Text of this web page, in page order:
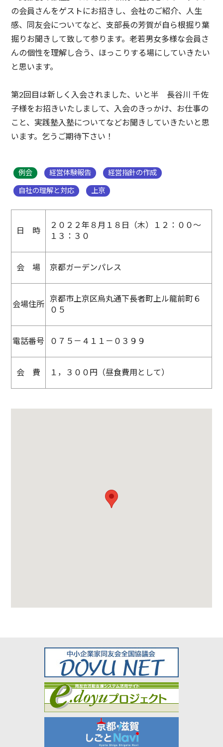
の会員さんをゲストにお招きし、会社のご紹介、人生
感、同友会についてなど、支部長の芳賀が自ら根掘り葉
掘りお聞きして致して参ります。老若男女多様な会員さ
んの個性を理解し合う、ほっこりする場にしていきたい
と思います。
第2回目は新しく入会されました、いと半 長谷川 千佐
子様をお招きいたしまして、入会のきっかけ、お仕事の
こと、実践塾入塾についてなどお聞きしていきたいと思
います。乞うご期待下さい！
例会 経営体験報告 経営指針の作成
自社の理解と対応 上京
日 時
２０２２年８月１８日（木）１２：００～
１３：３０
会 場 京都ガーデンパレス
会場住所
京都市上京区烏丸通下長者町上ル龍前町６
０５
電話番号 ０７５－４１１－０３９９
会 費 １，３００円（昼食費用として）